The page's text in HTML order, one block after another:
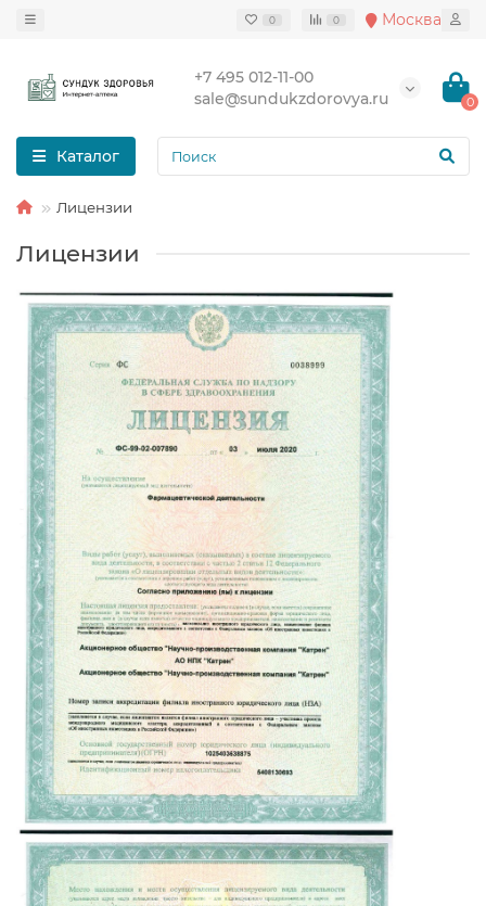
0 0 Москва
+7 495 012-11-00
sale@sundukzdorovya.ru
0
Каталог
Лицензии
Лицензии